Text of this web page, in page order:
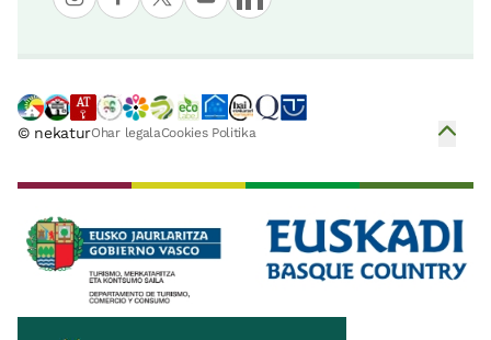
© nekaturOhar legalaCookies Politika